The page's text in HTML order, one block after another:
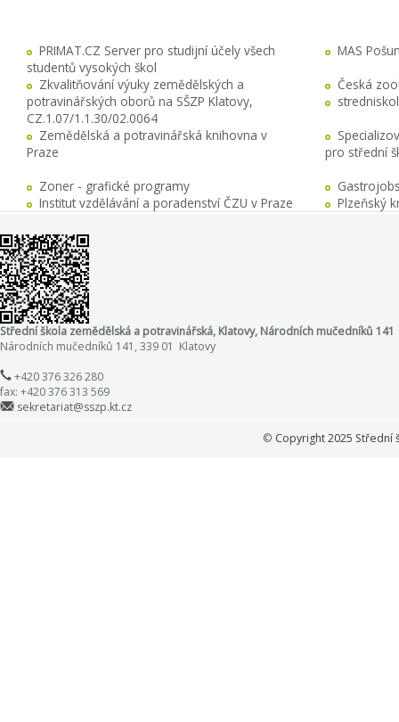
PRIMAT.CZ Server pro studijní účely všech
studentů vysokých škol
MAS
Zkvalitňování výuky zemědělských a
potravinářských oborů na SŠZP Klatovy,
CZ.1.07/1.1.30/02.0064
Česká
Zemědělská a potravinářská knihovna v
Praze
pro střední
Zoner - grafické programy
Institut vzdělávání a poradenství ČZU v Praze
Plzeňský
Střední škola zemědělská a potravinářská, Klatovy, Národních mučedníků 141
Národních mučedníků 141, 339 01 Klatovy
+420 376 326 280
fax: +420 376 313 569
sekretariat@sszp.kt.cz
© Copyright 2025 Střední